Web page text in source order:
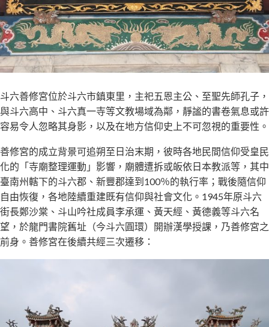
斗六善修宮位於斗六市鎮東里，主祀五恩主公、至聖先師孔子，
與斗六高中、斗六真一寺等文教場域為鄰，靜謐的書卷氣息或許
容易令人忽略其身影，以及在地方信仰史上不可忽視的重要性。
善修宮的成立背景可追朔至日治末期，彼時各地民間信仰受皇民
化的「寺廟整理運動」影響，廟體遭拆或皈依日本教派等，其中
臺南州轄下的斗六郡、新豐郡達到100％的執行率；戰後隨信仰
自由恢復，各地陸續重建既有信仰與社會文化。1945年原斗六
街長鄭沙棠、斗山吟社成員李承運、黃天經、黃德義等斗六名
望，於龍門書院舊址（今斗六圓環）開辦漢學授課，乃善修宮之
前身。善修宮在後續共經三次遷移：